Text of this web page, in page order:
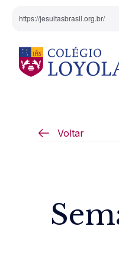
https://jesuitasbrasil.org.br/
Voltar